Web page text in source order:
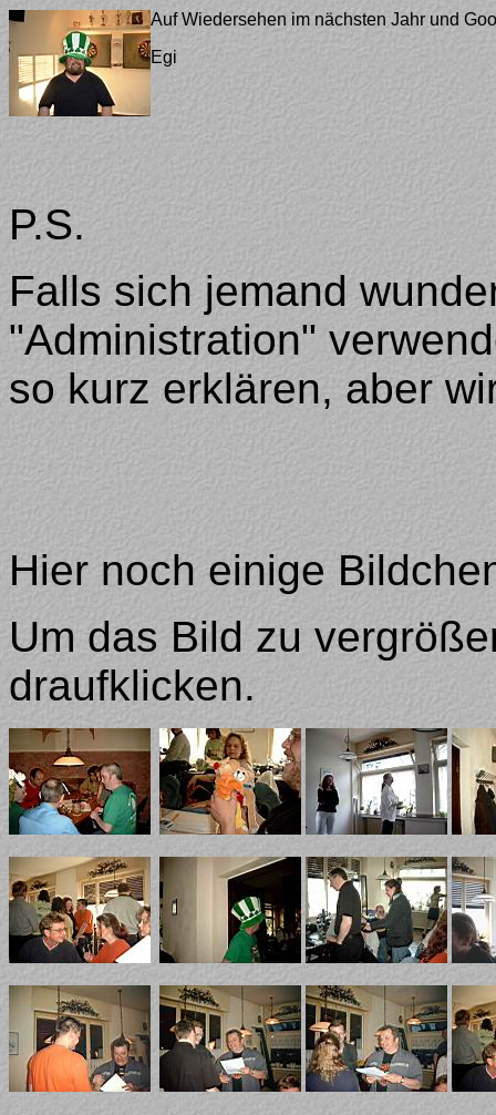
Auf Wiedersehen im nächsten Jahr und
Egi
P.S.
Falls sich jemand
"Administration"
so kurz erklären, aber
Hier noch einige
Um das Bild zu
draufklicken.